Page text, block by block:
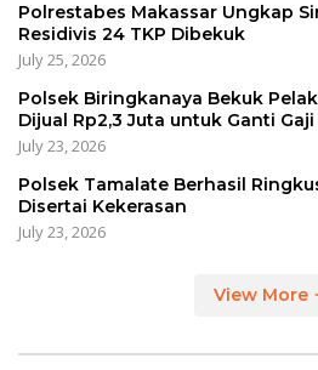
Polrestabes Makassar Ungkap
Residivis 24 TKP Dibekuk
July 25, 2026
Polsek Biringkanaya Bekuk
Dijual Rp2,3 Juta untuk Ganti Gaji
July 23, 2026
Polsek Tamalate Berhasil
Disertai Kekerasan
July 23, 2026
View More